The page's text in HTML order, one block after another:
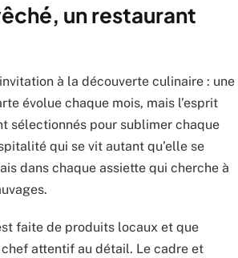
un restaurant
à la découverte culinaire : une
évolue chaque mois, mais l’esprit
sélectionnés pour sublimer chaque
qui se vit autant qu’elle se
dans chaque assiette qui cherche à
faite de produits locaux et que
attentif au détail. Le cadre et